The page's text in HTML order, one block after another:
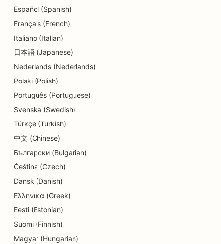
SEO pour les services de conseil en matière
d'endettement
SEO pour les services de change
SEO pour les studios de danse
SEO pour les services de dermabrasion
SEO pour les crèches
SEO pour les magasins de détail
SEO pour les restaurants
SEO pour les boutiques de cupcakes
Référencement pour les services d'éducation et
de garde d'enfants
SEO pour les magasins de beignets
Español (Spanish)
Français (French)
Italiano (Italian)
日本語 (Japanese)
Nederlands (Nederlands)
Polski (Polish)
Português (Portuguese)
Svenska (Swedish)
Türkçe (Turkish)
中文 (Chinese)
Български (Bulgarian)
Čeština (Czech)
Dansk (Danish)
Ελληνικά (Greek)
Eesti (Estonian)
Suomi (Finnish)
Magyar (Hungarian)